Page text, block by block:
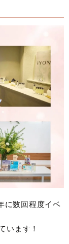
に数回程度イベ
います！